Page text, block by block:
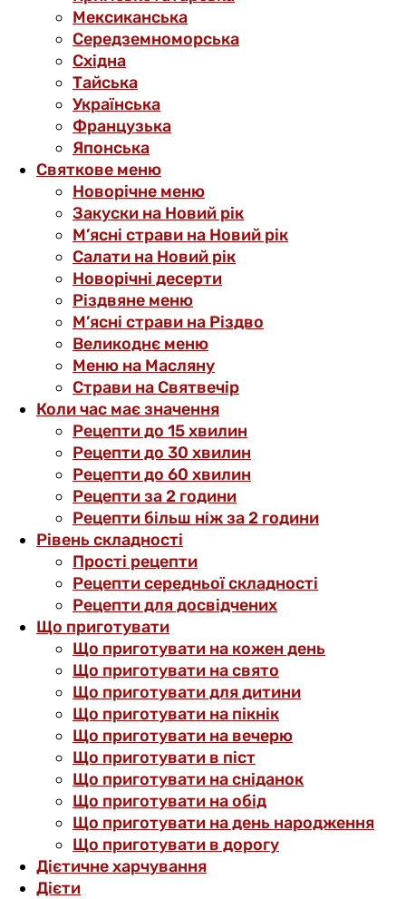
Мексиканська
Середземноморська
Східна
Тайська
Українська
Французька
Японська
Святкове меню
Новорічне меню
Закуски на Новий рік
М’ясні страви на Новий рік
Салати на Новий рік
Новорічні десерти
Різдвяне меню
М’ясні страви на Різдво
Великоднє меню
Меню на Масляну
Страви на Святвечір
Коли час має значення
Рецепти до 15 хвилин
Рецепти до 30 хвилин
Рецепти до 60 хвилин
Рецепти за 2 години
Рецепти більш ніж за 2 години
Рівень складності
Прості рецепти
Рецепти середньої складності
Рецепти для досвідчених
Що приготувати
Що приготувати на кожен день
Що приготувати на свято
Що приготувати для дитини
Що приготувати на пікнік
Що приготувати на вечерю
Що приготувати в піст
Що приготувати на сніданок
Що приготувати на обід
Що приготувати на день народження
Що приготувати в дорогу
Дієтичне харчування
Дієти